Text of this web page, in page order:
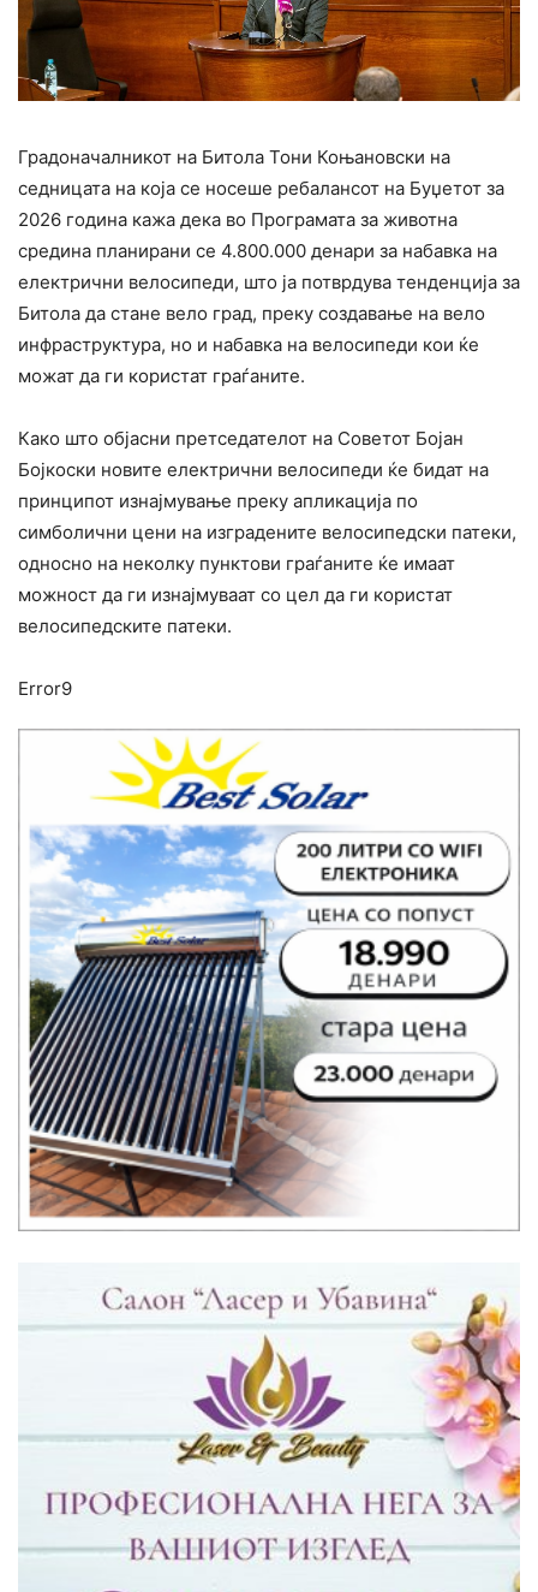
Градоначалникот на Битола Тони Коњановски на
седницата на која се носеше ребалансот на Буџетот за
2026 година кажа дека во Програмата за животна
средина планирани се 4.800.000 денари за набавка на
електрични велосипеди, што ја потврдува тенденција за
Битола да стане вело град, преку создавање на вело
инфраструктура, но и набавка на велосипеди кои ќе
можат да ги користат граѓаните.
Како што објасни претседателот на Советот Бојан
Бојкоски новите електрични велосипеди ќе бидат на
принципот изнајмување преку апликација по
симболични цени на изградените велосипедски патеки,
односно на неколку пунктови граѓаните ќе имаат
можност да ги изнајмуваат со цел да ги користат
велосипедските патеки.
Error9